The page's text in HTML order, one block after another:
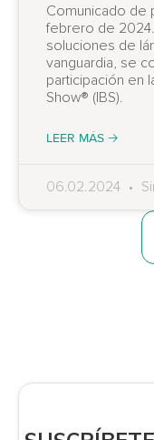
Comunicado de
febrero de
soluciones de
vanguardia, se
participación en
Show® (IBS).
LEER MÁS 🡢
06.02.2024